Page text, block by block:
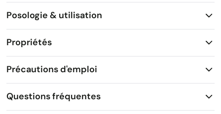
Posologie & utilisation
Propriétés
Précautions d'emploi
Questions fréquentes